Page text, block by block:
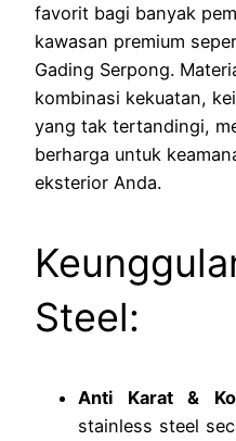
favorit bagi banyak
kawasan premium
Gading Serpong.
kombinasi kekuatan,
yang tak tertandingi,
berharga untuk
eksterior Anda.
Steel:
Anti Karat &
stainless steel